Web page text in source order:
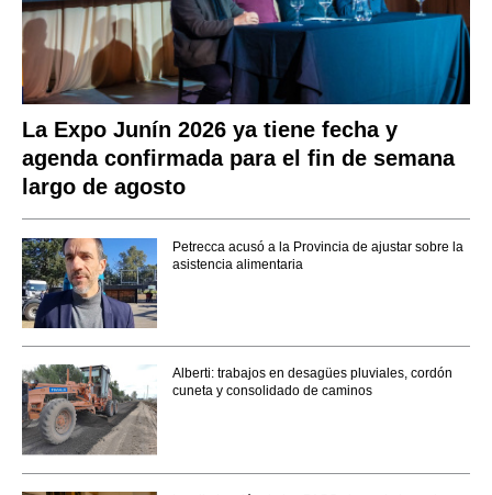
La Expo Junín 2026 ya tiene fecha y
agenda confirmada para el fin de semana
largo de agosto
Petrecca acusó a la Provincia de ajustar sobre la
asistencia alimentaria
Alberti: trabajos en desagües pluviales, cordón
cuneta y consolidado de caminos